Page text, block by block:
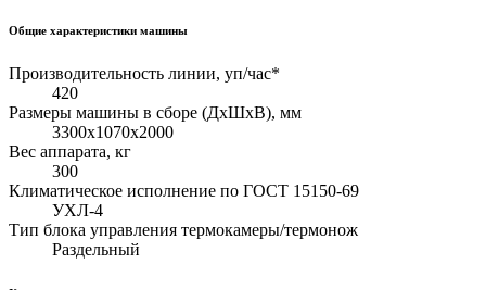
Общие характеристики машины
Производительность линии, уп/час*
420
Размеры машины в сборе (ДхШхВ), мм
3300х1070х2000
Вес аппарата, кг
300
Климатическое исполнение по ГОСТ 15150-69
УХЛ-4
Тип блока управления термокамеры/термонож
Раздельный